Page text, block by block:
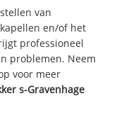
van
en/of het
professioneel
problemen. Neem
voor meer
s-Gravenhage